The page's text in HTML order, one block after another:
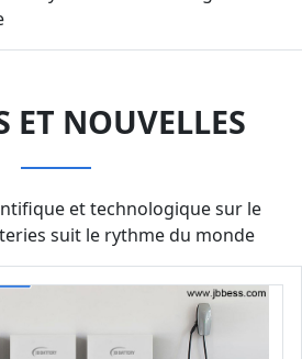
ET NOUVELLES
et technologique sur le
suit le rythme du monde